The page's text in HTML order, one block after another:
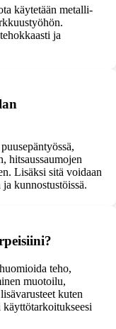
käytetään metalli-
ja
hitsaussaumojen
Lisäksi sitä voidaan
kunnostustöissä.
teho,
muotoilu,
kuten